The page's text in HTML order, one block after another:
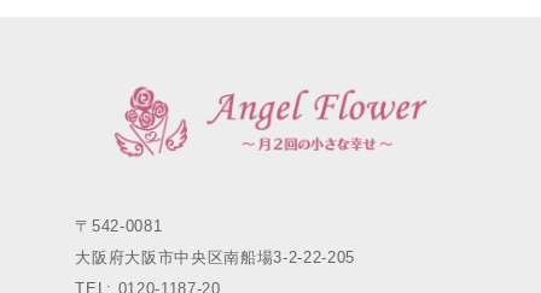
〒542-0081
大阪府大阪市中央区南船場3-2-22-205
TEL: 0120-1187-20